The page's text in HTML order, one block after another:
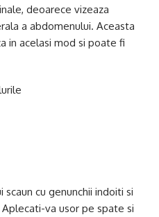
deoarece vizeaza
a abdomenului. Aceasta
in acelasi mod si poate fi
cu genunchii indoiti si
va usor pe spate si